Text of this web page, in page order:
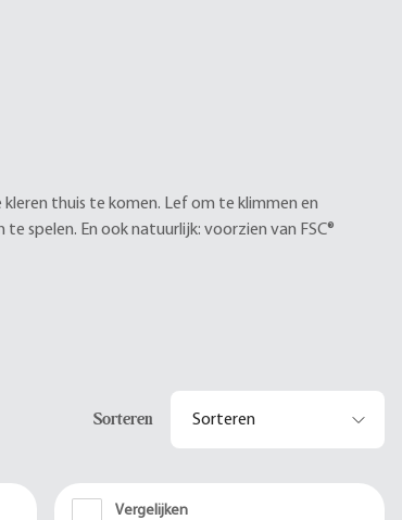
thuis te komen. Lef om te klimmen en
spelen. En ook natuurlijk: voorzien van FSC®
Sorteren
Vergelijken